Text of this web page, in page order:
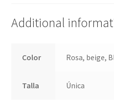
Additional
Color Rosa, beige,
Talla Única